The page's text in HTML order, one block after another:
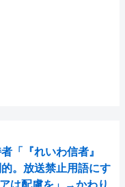
「『れいわ信者』
。放送禁止用語にす
は配慮を」→かわり